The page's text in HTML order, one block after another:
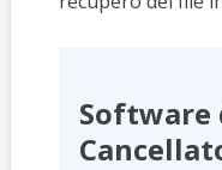
Software